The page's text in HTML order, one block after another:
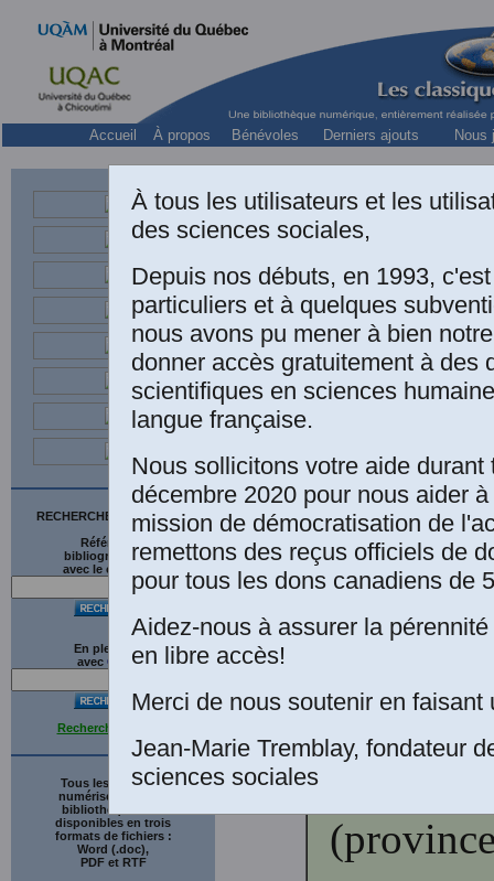
Accueil À propos Bénévoles Derniers ajouts Nous
RECHERCHE SUR LE SITE
Références
bibliographiques
avec le catalogue
En plein texte
avec G gle
Recherche avancée
Tous les ouvrages
numérisés de cette
bibliothèque sont
disponibles en trois
formats de fichiers :
Word (.doc),
PDF et RTF
Bernard
Le
Mots
À tous les utilisateurs et les
des sciences sociales,
Depuis nos débuts, en 1993,
particuliers et à quelques
nous avons pu mener à bien
donner accès gratuitement à des
scientifiques en sciences
langue française.
Nous sollicitons votre aide durant
décembre 2020 pour nous aider
mission de démocratisation de
remettons des reçus officiels de
pour tous les dons canadiens de
Aidez-nous à assurer la
en libre accès!
Merci de nous soutenir en faisant
Jean-Marie Tremblay, fondateur
sciences sociales